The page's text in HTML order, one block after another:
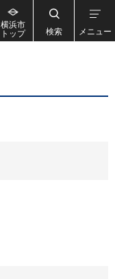
横浜市
トップ
検索 メニュー